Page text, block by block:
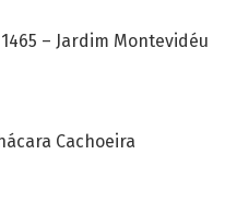
– Jardim Montevidéu
Cachoeira